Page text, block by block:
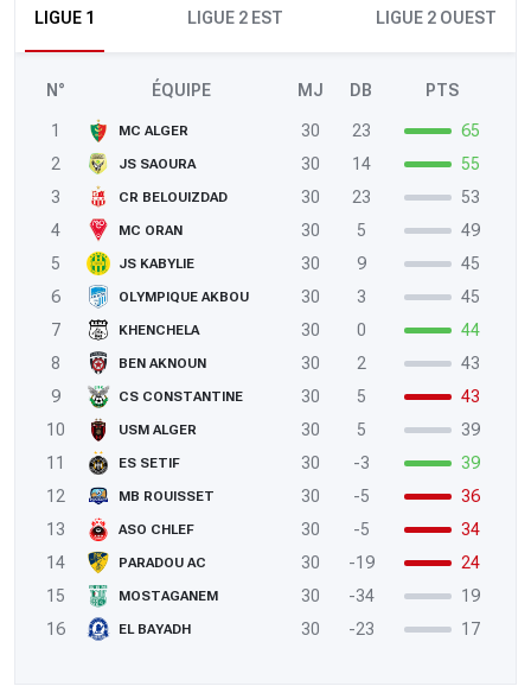
LIGUE 1 LIGUE 2 EST LIGUE 2 OUEST
N° ÉQUIPE MJ DB PTS
1 MC ALGER 30 23
65
2
JS SAOURA 30 14
55
3
CR BELOUIZDAD 30 23
53
4
MC ORAN 30 5
49
5
JS KABYLIE 30 9
45
6
OLYMPIQUE AKBOU 30 3
45
7
KHENCHELA 30 0
44
8
BEN AKNOUN 30 2
43
9
CS CONSTANTINE 30 5
43
10
USM ALGER 30 5
39
11
ES SETIF 30 -3
39
12
MB ROUISSET 30 -5
36
13
ASO CHLEF 30 -5
34
14
PARADOU AC 30 -19
24
15
MOSTAGANEM 30 -34
19
16
EL BAYADH 30 -23 17